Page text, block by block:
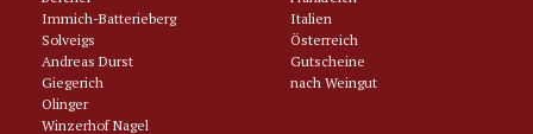
Immich-Batterieberg
Solveigs
Andreas Durst
Giegerich
Olinger
Winzerhof Nagel
Italien
Österreich
Gutscheine
nach Weingut